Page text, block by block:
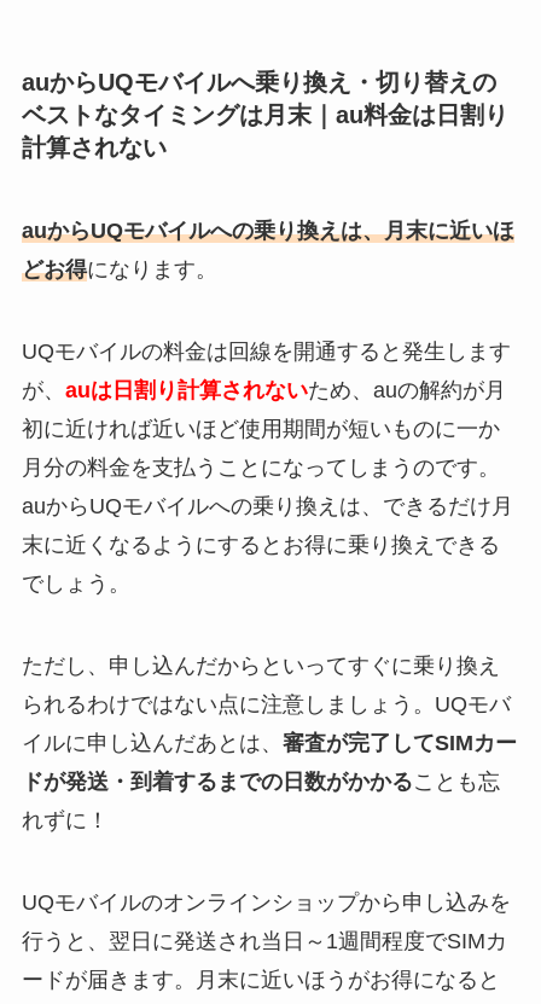
auからUQモバイルへ乗り換え・切り替えの
ベストなタイミングは月末｜au料金は日割り
計算されない
auからUQモバイルへの乗り換えは、月末に近いほ
どお得になります。
UQモバイルの料金は回線を開通すると発生します
が、 auは日割り計算されないため、auの解約が月
初に近ければ近いほど使用期間が短いものに一か
月分の料金を支払うことになってしまうのです。
auからUQモバイルへの乗り換えは、できるだけ月
末に近くなるようにするとお得に乗り換えできる
でしょう。
ただし、申し込んだからといってすぐに乗り換え
られるわけではない点に注意しましょう。UQモバ
イルに申し込んだあとは、 審査が完了してSIMカー
ドが発送・到着するまでの日数がかかることも忘
れずに！
UQモバイルのオンラインショップから申し込みを
行うと、翌日に発送され当日～1週間程度でSIMカ
ードが届きます。月末に近いほうがお得になると